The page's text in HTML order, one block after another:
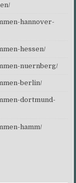
hannover-
hessen/
nuernberg/
berlin/
dortmund-
hamm/